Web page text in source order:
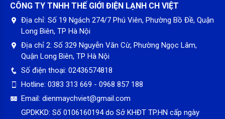
*Hình ảnh chỉ mang tính chất minh hoạ
Khối lượng giặt và chương trình
Khối lượng giặt đáp ứng nhu cầu giặt giũ của
7 người, đặc biệt khi cần xử lý nhiều quần áo trong một lần giặt
hoặc giặt các món đồ lớn như chăn ga, áo khoác.
Máy giặt đượctrang bị nhiều chương trình giặt
cầu khác nhau như giặt nhanh, giặt đồ hằng ngày, giặt hơi nước
hoặc vệ sinh lồng giặt. Nhờ đó, người dùng có thể chọn chế độ
phù hợp với chất liệu vải và lượng đồ cần giặt.
CÔNG TY TNHH THẾ GIỚI ĐIỆN LẠNH CH VIỆT
Địa chỉ: Số 19 Ngách 274/7 Phú Viên, Phường Bồ Đề, Quận
Long Biên, TP Hà Nội
Địa chỉ 2: Số 329 Nguyễn Văn Cừ, Phường Ngọc Lâm,
Quận Long Biên, TP Hà Nội
Số điện thoại: 02436574818
Hotline: 0383 313 669 - 0968 857 188
Email: dienmaychviet@gmail.com
GPDKKD: Số 0106160194 do Sở KHĐT TP.HN cấp ngày